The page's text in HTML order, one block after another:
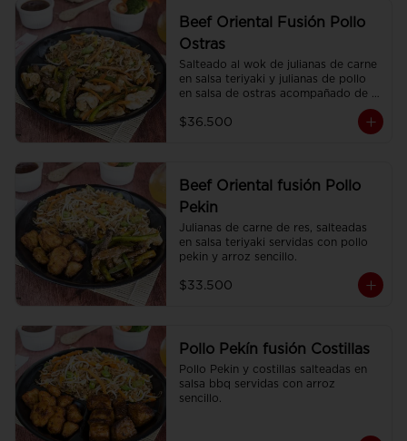
Beef Oriental Fusión Pollo
Ostras
Salteado al wok de julianas de carne
en salsa teriyaki y julianas de pollo
en salsa de ostras acompañado de
$36.500
Beef Oriental fusión Pollo
Pekin
Julianas de carne de res, salteadas
en salsa teriyaki servidas con pollo
pekin y arroz sencillo.
$33.500
Pollo Pekín fusión Costillas
Pollo Pekin y costillas salteadas en
salsa bbq servidas con arroz
sencillo.